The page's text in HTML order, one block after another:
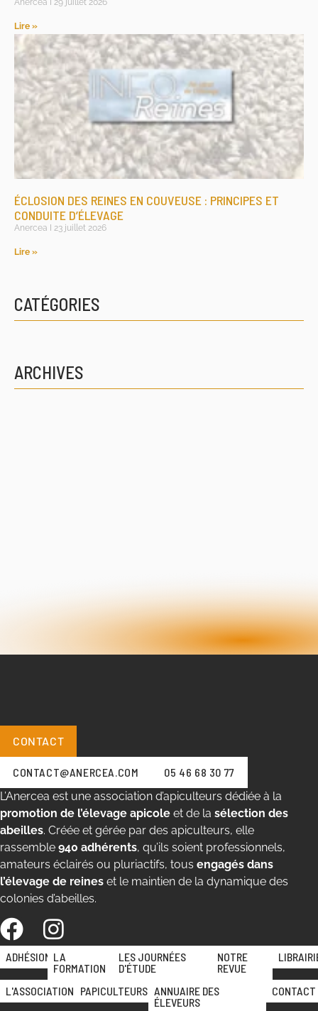
Lire »
ÉCLOSION DES REINES EN COUVEUSE : PRINCIPES ET
CONDUITE D’ÉLEVAGE
Anercea 23 juillet 2026
Lire »
CATÉGORIES
ARCHIVES
CONTACT
CONTACT@ANERCEA.COM
05 46 68 30 77
L’Anercea est une association d’apiculteurs dédiée à la
promotion de l’élevage apicole et de la sélection des
abeilles. Créée et gérée par des apiculteurs, elle
rassemble 940 adhérents, qu’ils soient professionnels,
amateurs éclairés ou pluriactifs, tous engagés dans
l’élevage de reines et le maintien de la dynamique des
colonies d’abeilles.
ADHÉSION LA
FORMATION
LES JOURNÉES
D'ÉTUDE
NOTRE
REVUE
L'ASSOCIATION PAPICULTEURS ANNUAIRE DES
ÉLEVEURS
CONTACT